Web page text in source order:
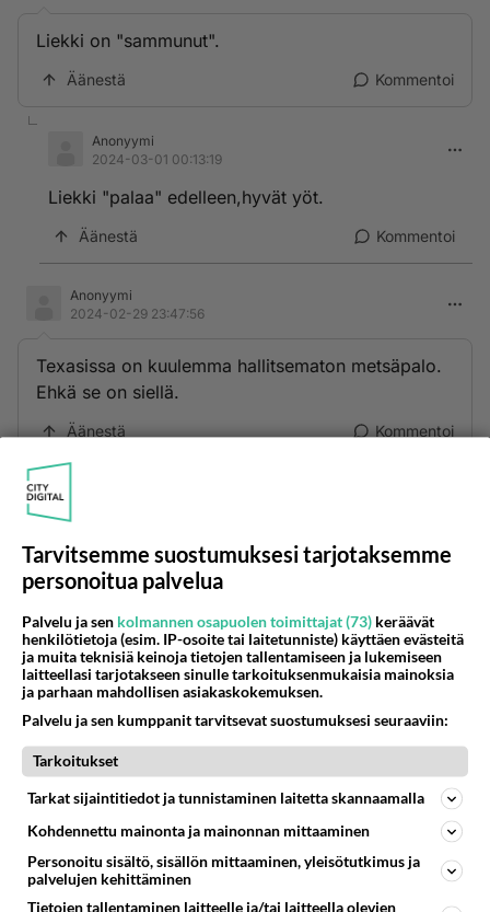
Liekki on "sammunut".
Äänestä Kommentoi
Anonyymi
2024-03-01 00:13:19
Liekki "palaa" edelleen,hyvät yöt.
Äänestä Kommentoi
Anonyymi
2024-02-29 23:47:56
Texasissa on kuulemma hallitsematon metsäpalo.
Ehkä se on siellä.
Äänestä Kommentoi
Ketjusta on poistettu5
Takaisin ylös
LUETUIMMAT KESKUSTELUT
KUUKAUSI
Martinan bisneksillä ei mene hyvin
https://www.iltalehti.fi/viihdeuutiset/a/c46da6ab-340f-4790-aaa7-0865eed2336 Yrityksen konkurssihakemus on tullut kärä
05.08.2026 05:51
Kotimaiset julkkisjuorut
301
1283
Tiesitkö? Martina Aitolehden isäpuoli on tämä suosittu laulaja
30
Tarvitsemme suostumuksesi tarjotaksemme
personoitua palvelua
Palvelu ja sen kolmannen osapuolen toimittajat (73) keräävät
henkilötietoja (esim. IP-osoite tai laitetunniste) käyttäen evästeitä
ja muita teknisiä keinoja tietojen tallentamiseen ja lukemiseen
laitteellasi tarjotakseen sinulle tarkoituksenmukaisia mainoksia
ja parhaan mahdollisen asiakaskokemuksen.
Palvelu ja sen kumppanit tarvitsevat suostumuksesi seuraaviin:
Tarkoitukset
Tarkat sijaintitiedot ja tunnistaminen laitetta skannaamalla
Kohdennettu mainonta ja mainonnan mittaaminen
Personoitu sisältö, sisällön mittaaminen, yleisötutkimus ja
palvelujen kehittäminen
Tietojen tallentaminen laitteelle ja/tai laitteella olevien